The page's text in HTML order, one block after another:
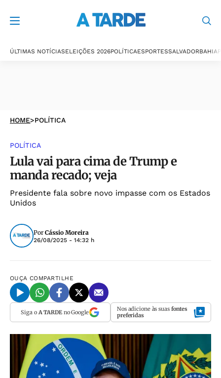
ÚLTIMAS NOTÍCIASELEIÇÕES 2026POLÍTICAESPORTESSALVADORBAHIA
HOME>POLÍTICA
POLÍTICA
Lula vai para cima de Trump e
manda recado; veja
Presidente fala sobre novo impasse com os Estados
Unidos
Por Cássio Moreira
26/08/2025 - 14:32 h
OUÇA COMPARTILHE
Siga o A TARDEno Google Nos adicione às suas fontes
preferidas